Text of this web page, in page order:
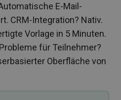
E-Mail-
CRM-Integration? Nativ.
Vorlage in 5 Minuten.
für Teilnehmer?
Oberfläche von